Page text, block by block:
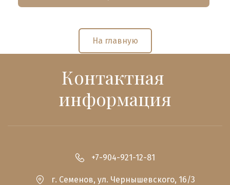
На главную
Контактная
информация
г. Семенов, ул. Чернышевского, 16/3
+7-904-921-12-81